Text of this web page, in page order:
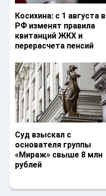
Косихина: с 1 августа в
РФ изменят правила
квитанций ЖКХ и
перерасчета пенсий
Суд взыскал с
основателя группы
«Мираж» свыше 8 млн
рублей